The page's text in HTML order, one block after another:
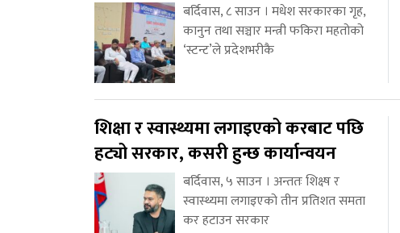
बर्दिवास, ८ साउन । मधेश सरकारका गृह,
कानुन तथा सञ्चार मन्त्री फकिरा महतोको
‘स्टन्ट’ले प्रदेशभरीकै
शिक्षा र स्वास्थ्यमा लगाइएको करबाट पछि
हट्यो सरकार, कसरी हुन्छ कार्यान्वयन
बर्दिवास, ५ साउन । अन्ततः शिक्ष्ष र
स्वास्थ्यमा लगाइएको तीन प्रतिशत समता
कर हटाउन सरकार